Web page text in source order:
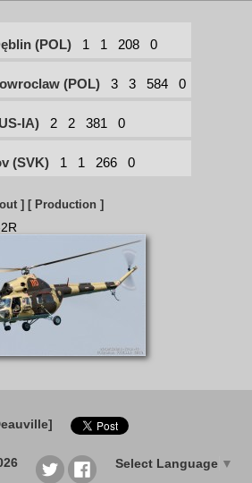
(POL) 1 1 208 0
(POL) 3 3 584 0
IA) 2 2 381 0
(SVK) 1 1 266 0
] [ Production ]
Select Language ▼